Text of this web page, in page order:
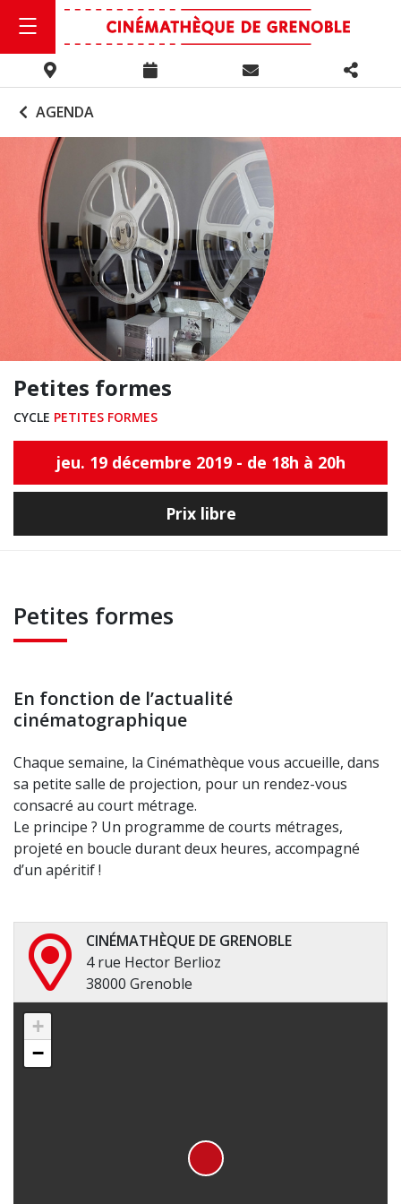
AGENDA
Petites formes
CYCLE PETITES FORMES
jeu. 19 décembre 2019 - de 18h à 20h
Prix libre
Petites formes
En fonction de l’actualité
cinématographique
Chaque semaine, la Cinémathèque vous accueille, dans
sa petite salle de projection, pour un rendez-vous
consacré au court métrage.
Le principe ? Un programme de courts métrages,
projeté en boucle durant deux heures, accompagné
d’un apéritif !
CINÉMATHÈQUE DE GRENOBLE
4 rue Hector Berlioz
38000 Grenoble
+
−